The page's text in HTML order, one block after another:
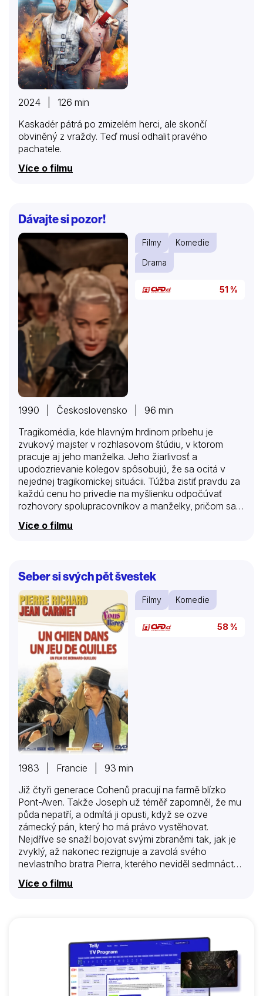
2024 | 126 min
Kaskadér pátrá po zmizelém herci, ale skončí
obviněný z vraždy. Teď musí odhalit pravého
pachatele.
Více o filmu
Dávajte si pozor!
Filmy
Komedie
Drama
51 %
1990 | Československo | 96 min
Tragikomédia, kde hlavným hrdinom príbehu je
zvukový majster v rozhlasovom štúdiu, v ktorom
pracuje aj jeho manželka. Jeho žiarlivosť a
upodozrievanie kolegov spôsobujú, že sa ocitá v
nejednej tragikomickej situácii. Túžba zistiť pravdu za
každú cenu ho privedie na myšlienku odpočúvať
rozhovory spolupracovníkov a manželky, pričom sa
stále viac zaplieta do siete vlastných nástrah,
vyvrcholením ktorých je odpočúvanie prezidenta
Více o filmu
Seber si svých pět švestek
Filmy Komedie
58 %
1983 | Francie | 93 min
Již čtyři generace Cohenů pracují na farmě blízko
Pont-Aven. Takže Joseph už téměř zapomněl, že mu
půda nepatří, a odmítá ji opusti, když se ozve
zámecký pán, který ho má právo vystěhovat.
Nejdříve se snaží bojovat svými zbraněmi tak, jak je
zvyklý, až nakonec rezignuje a zavolá svého
nevlastního bratra Pierra, kterého neviděl sedmnáct
přijede. Všechno se dá přece vyřídit po dobrém,
vznětlivých povah mravů místních zemědělců a
rybářů. Pierre si však věří, což jistě přispěje i k tomu,
že takovou spoušť jakou on dokáže napáchat,
Bretagne ještě nezažila.
Více o filmu